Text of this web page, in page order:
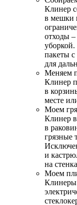
Клинер
в мешки
отходы –
уборкой.
пакеты
для
Меняем
Клинер
в
месте
Моем
Клинер
в
грязные
и
на
Моем
Клинеры